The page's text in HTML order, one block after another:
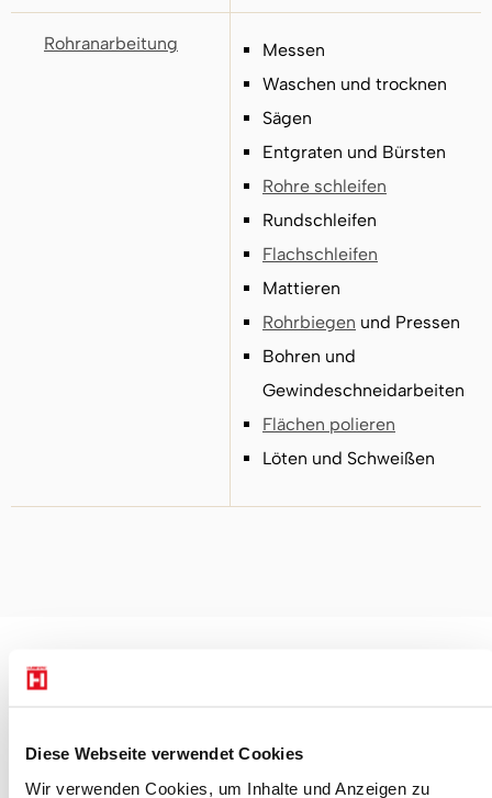
Diese Webseite verwendet Cookies
Wir verwenden Cookies, um Inhalte und Anzeigen zu
Rohranarbeitung
Messen
Waschen und trocknen
Sägen
Entgraten und Bürsten
Rohre schleifen
Rundschleifen
Flachschleifen
Mattieren
Rohrbiegen und Pressen
Bohren und
Gewindeschneidarbeiten
Flächen polieren
Löten und Schweißen